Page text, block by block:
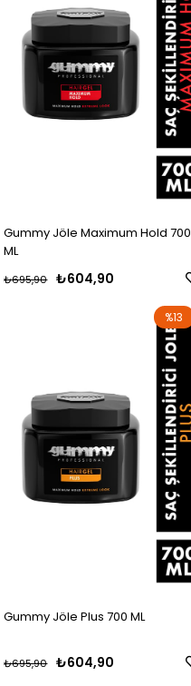
Gummy Jöle Maximum Hold 700
ML
₺604,90
₺695,90
Gummy Jöle Plus 700 ML
₺604,90
₺695,90
%13